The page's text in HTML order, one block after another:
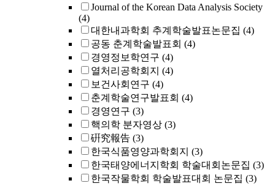
Journal of the Korean Data Analysis Society
(4)
대한내과학회 추계학술발표논문집 (4)
공동 춘계학술발표회 (4)
경영정보학연구 (4)
열처리공학회지 (4)
보건사회연구 (4)
춘계학술연구발표회 (4)
경영연구 (3)
핵의학 분자영상 (3)
硏究報告 (3)
한국식품영양과학회지 (3)
한국태양에너지학회 학술대회논문집 (3)
한국작물학회 학술발표대회 논문집 (3)